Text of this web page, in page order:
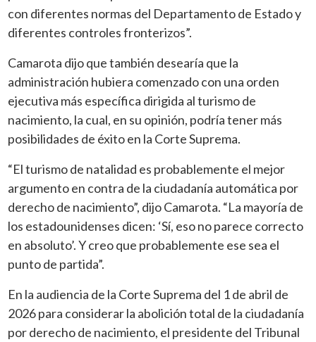
con diferentes normas del Departamento de Estado y
diferentes controles fronterizos”.
Camarota dijo que también desearía que la
administración hubiera comenzado con una orden
ejecutiva más específica dirigida al turismo de
nacimiento, la cual, en su opinión, podría tener más
posibilidades de éxito en la Corte Suprema.
“El turismo de natalidad es probablemente el mejor
argumento en contra de la ciudadanía automática por
derecho de nacimiento”, dijo Camarota. “La mayoría de
los estadounidenses dicen: ‘Sí, eso no parece correcto
en absoluto’. Y creo que probablemente ese sea el
punto de partida”.
En la audiencia de la Corte Suprema del 1 de abril de
2026 para considerar la abolición total de la ciudadanía
por derecho de nacimiento, el presidente del Tribunal